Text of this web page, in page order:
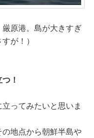
厳原港。島が大きすぎ
が！）
！
ってみたいと思いま
地点から朝鮮半島や